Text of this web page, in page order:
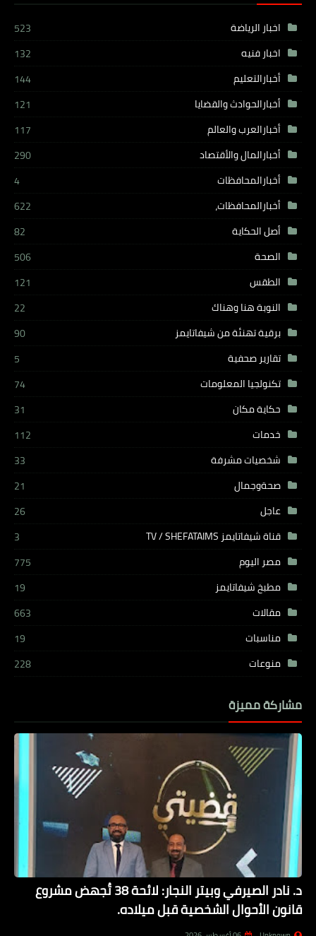
اخبار الرياضة
523
اخبار فنيه
132
أخبارالتعليم
144
أخبارالحوادث والقضايا
121
أخبارالعرب والعالم
117
أخبارالمال والأقتصاد
290
أخبارالمحافظات
4
أخبارالمحافظات،
622
أصل الحكاية
82
الصحة
506
الطقس
121
النوبة هنا وهناك
22
برقية تهنئة من شيفاتايمز
90
تقارير صحفية
5
تكنولجيا المعلومات
74
حكاية مكان
31
خدمات
112
شخصيات مشرفة
33
صحةوجمال
21
عاجل
26
قناة شيفاتايمز TV / SHEFATAIMS
3
مصر اليوم
775
مطبخ شيفاتايمز
19
مقالات
663
مناسبات
19
منوعات
228
مشاركة مميزة
د. نادر الصيرفي وبيتر النجار: لائحة 38 تُجهض مشروع
قانون الأحوال الشخصية قبل ميلاده.